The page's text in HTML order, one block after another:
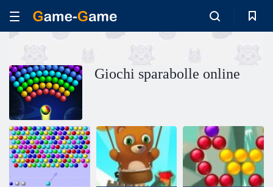
Giochi sparabolle online